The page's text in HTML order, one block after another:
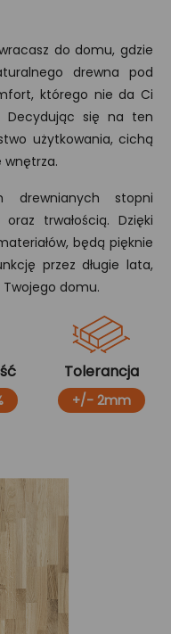
do domu, gdzie
drewna pod
którego nie da Ci
Decydując się na ten
użytkowania, cichą
wnętrza.
drewnianych stopni
trwałością. Dzięki
będą pięknie
przez długie lata,
domu.
Tolerancja
+/- 2mm